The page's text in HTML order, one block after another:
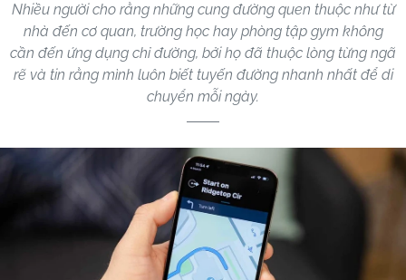
Nhiều người cho rằng những cung đường quen thuộc như từ
nhà đến cơ quan, trường học hay phòng tập gym không
cần đến ứng dụng chỉ đường, bởi họ đã thuộc lòng từng ngã
rẽ và tin rằng mình luôn biết tuyến đường nhanh nhất để di
chuyển mỗi ngày.